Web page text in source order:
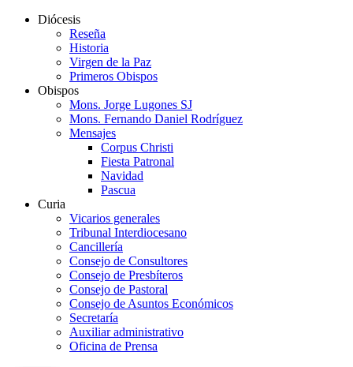
Diócesis
Reseña
Historia
Virgen de la Paz
Primeros Obispos
Obispos
Mons. Jorge Lugones SJ
Mons. Fernando Daniel Rodríguez
Mensajes
Corpus Christi
Fiesta Patronal
Navidad
Pascua
Curia
Vicarios generales
Tribunal Interdiocesano
Cancillería
Consejo de Consultores
Consejo de Presbíteros
Consejo de Pastoral
Consejo de Asuntos Económicos
Secretaría
Auxiliar administrativo
Oficina de Prensa